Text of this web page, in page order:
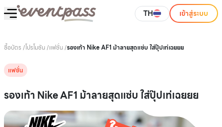
TH เข้าสู่ระบบ
ซื้อบัตร /โปรโมชัน/แฟชั่น/รองเท้า Nike AF1 ม้าลายสุดแซ่บ ใส่ปุ๊ปเท่เฉยยย
แฟชั่น
รองเท้า Nike AF1 ม้าลายสุดแซ่บ ใส่ปุ๊ปเท่เฉยยย